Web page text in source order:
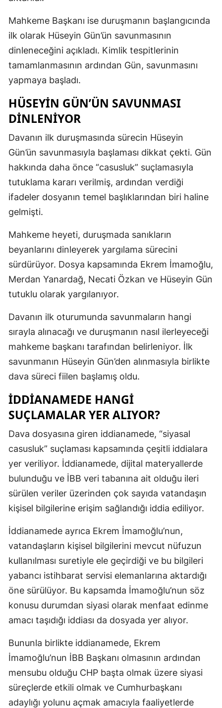
Mahkeme Başkanı ise duruşmanın başlangıcında
ilk olarak Hüseyin Gün’ün savunmasının
dinleneceğini açıkladı. Kimlik tespitlerinin
tamamlanmasının ardından Gün, savunmasını
yapmaya başladı.
HÜSEYIN GÜN’ÜN SAVUNMASI
DINLENIYOR
Davanın ilk duruşmasında sürecin Hüseyin
Gün’ün savunmasıyla başlaması dikkat çekti. Gün
hakkında daha önce “casusluk” suçlamasıyla
tutuklama kararı verilmiş, ardından verdiği
ifadeler dosyanın temel başlıklarından biri haline
gelmişti.
Mahkeme heyeti, duruşmada sanıkların
beyanlarını dinleyerek yargılama sürecini
sürdürüyor. Dosya kapsamında Ekrem İmamoğlu,
Merdan Yanardağ, Necati Özkan ve Hüseyin Gün
tutuklu olarak yargılanıyor.
Davanın ilk oturumunda savunmaların hangi
sırayla alınacağı ve duruşmanın nasıl ilerleyeceği
mahkeme başkanı tarafından belirleniyor. İlk
savunmanın Hüseyin Gün’den alınmasıyla birlikte
dava süreci fiilen başlamış oldu.
İDDIANAMEDE HANGI
SUÇLAMALAR YER ALIYOR?
Dava dosyasına giren iddianamede, “siyasal
casusluk” suçlaması kapsamında çeşitli iddialara
yer veriliyor. İddianamede, dijital materyallerde
bulunduğu ve İBB veri tabanına ait olduğu ileri
sürülen veriler üzerinden çok sayıda vatandaşın
kişisel bilgilerine erişim sağlandığı iddia ediliyor.
İddianamede ayrıca Ekrem İmamoğlu’nun,
vatandaşların kişisel bilgilerini mevcut nüfuzun
kullanılması suretiyle ele geçirdiği ve bu bilgileri
yabancı istihbarat servisi elemanlarına aktardığı
öne sürülüyor. Bu kapsamda İmamoğlu’nun söz
konusu durumdan siyasi olarak menfaat edinme
amacı taşıdığı iddiası da dosyada yer alıyor.
Bununla birlikte iddianamede, Ekrem
İmamoğlu’nun İBB Başkanı olmasının ardından
mensubu olduğu CHP başta olmak üzere siyasi
süreçlerde etkili olmak ve Cumhurbaşkanı
adaylığı yolunu açmak amacıyla faaliyetlerde